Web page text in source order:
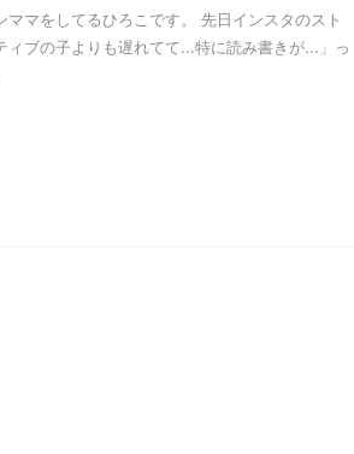
マをしてるひろこです。 先日インスタのスト
ブの子よりも遅れてて...特に読み書きが...」っ